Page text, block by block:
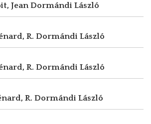
JeanDormándi László
R. Dormándi László
R. Dormándi László
R. Dormándi László